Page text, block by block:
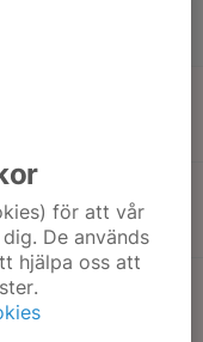
för att vår
De används
hjälpa oss att